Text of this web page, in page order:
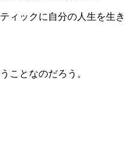
ィックに自分の人生を生き
ことなのだろう。